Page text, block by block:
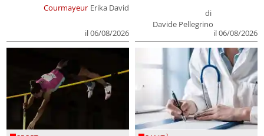
Courmayeur Erika David
il 06/08/2026
di
Davide Pellegrino
il 06/08/2026